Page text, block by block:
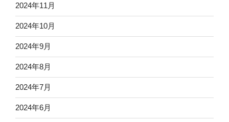
2024年11月
2024年10月
2024年9月
2024年8月
2024年7月
2024年6月